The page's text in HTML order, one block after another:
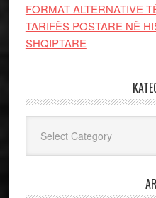
FORMAT ALTERNATIVE
TARIFËS POSTARE NË
SHQIPTARE